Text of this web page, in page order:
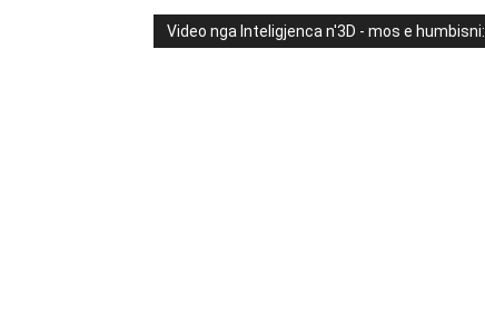
Video nga Inteligjenca n'3D - mos e humbisni: